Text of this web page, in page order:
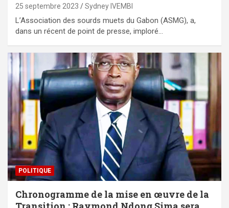
25 septembre 2023 Sydney IVEMBI
L’Association des sourds muets du Gabon (ASMG), a,
dans un récent de point de presse, imploré…
POLITIQUE
Chronogramme de la mise en œuvre de la